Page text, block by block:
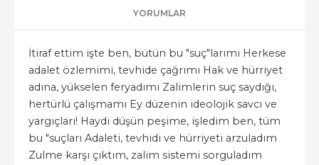
YORUMLAR
İtiraf ettim işte ben, bütün bu "suç"larımı Herkese
adalet özlemimi, tevhide çağrımı Hak ve hürriyet
adına, yükselen feryadımı Zalimlerin suç saydığı,
hertürlü çalışmamı Ey düzenin ideolojik savcı ve
yargıçları! Haydi düşün peşime, işledim ben, tüm
bu "suçları Adaleti, tevhidi ve hürriyeti arzuladım
Zulme karşı çıktım, zalim sistemi sorguladım